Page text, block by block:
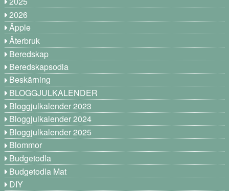
2026
Äpple
Återbruk
Beredskap
Beredskapsodla
Beskärning
BLOGGJULKALENDER
Bloggjulkalender 2023
Bloggjulkalender 2024
Bloggjulkalender 2025
Blommor
Budgetodla
Budgetodla Mat
DIY